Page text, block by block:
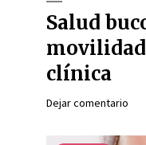
Salud
clínica
Dejar comentario